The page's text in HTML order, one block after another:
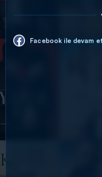
Facebook ile devam et